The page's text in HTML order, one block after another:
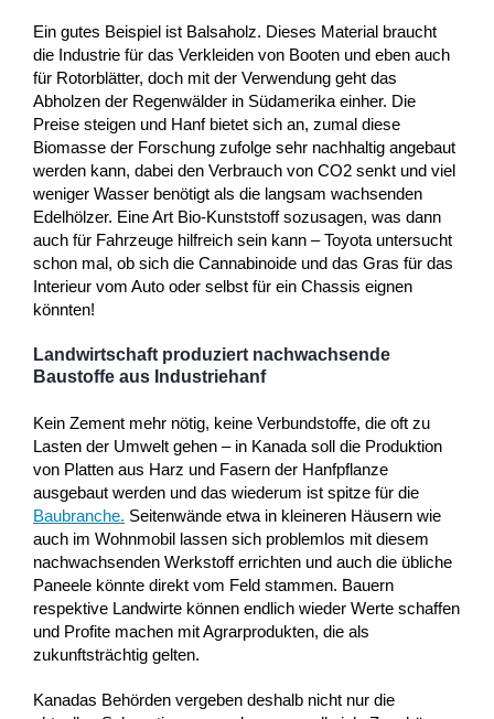
Ein gutes Beispiel ist Balsaholz. Dieses Material braucht
die Industrie für das Verkleiden von Booten und eben auch
für Rotorblätter, doch mit der Verwendung geht das
Abholzen der Regenwälder in Südamerika einher. Die
Preise steigen und Hanf bietet sich an, zumal diese
Biomasse der Forschung zufolge sehr nachhaltig angebaut
werden kann, dabei den Verbrauch von CO2 senkt und viel
weniger Wasser benötigt als die langsam wachsenden
Edelhölzer. Eine Art Bio-Kunststoff sozusagen, was dann
auch für Fahrzeuge hilfreich sein kann – Toyota untersucht
schon mal, ob sich die Cannabinoide und das Gras für das
Interieur vom Auto oder selbst für ein Chassis eignen
könnten!
Landwirtschaft produziert nachwachsende
Baustoffe aus Industriehanf
Kein Zement mehr nötig, keine Verbundstoffe, die oft zu
Lasten der Umwelt gehen – in Kanada soll die Produktion
von Platten aus Harz und Fasern der Hanfpflanze
ausgebaut werden und das wiederum ist spitze für die
Baubranche. Seitenwände etwa in kleineren Häusern wie
auch im Wohnmobil lassen sich problemlos mit diesem
nachwachsenden Werkstoff errichten und auch die übliche
Paneele könnte direkt vom Feld stammen. Bauern
respektive Landwirte können endlich wieder Werte schaffen
und Profite machen mit Agrarprodukten, die als
zukunftsträchtig gelten.
Kanadas Behörden vergeben deshalb nicht nur die